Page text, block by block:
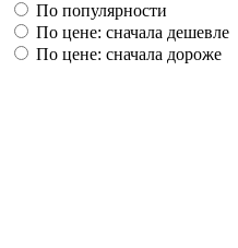
По популярности
По цене: сначала дешевле
По цене: сначала дороже